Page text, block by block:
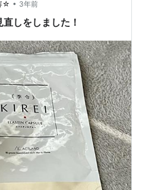
ています。 リラックス効果
張をほぐし、リ…
☆ • 3年前
しをしました！